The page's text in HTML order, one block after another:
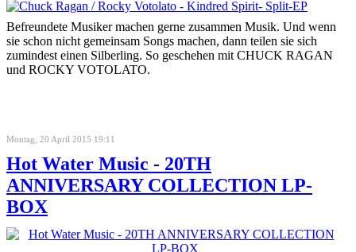
Befreundete Musiker machen gerne zusammen Musik. Und wenn
sie schon nicht gemeinsam Songs machen, dann teilen sie sich
zumindest einen Silberling. So geschehen mit CHUCK RAGAN
und ROCKY VOTOLATO.
Montag, 20 April 2015 19:11
Hot Water Music - 20TH
ANNIVERSARY COLLECTION LP-
BOX